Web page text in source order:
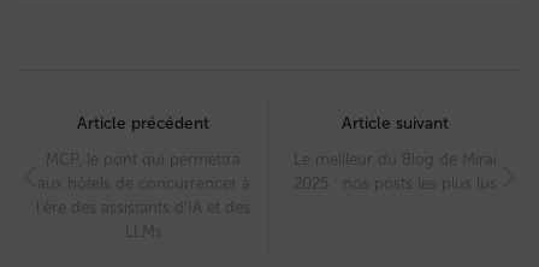
navigation
Article précédent
MCP, le pont qui permettra
aux hôtels de concurrencer à
l’ère des assistants d’IA et des
LLMs
Article suivant
Le meilleur du Blog de Mirai
2025 : nos posts les plus lus